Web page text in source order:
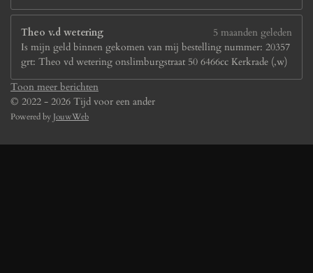
Theo v.d wetering
5 maanden geleden
Is mijn geld binnen gekomen van mij bestelling nummer: 20357
grt: Theo vd wetering onslimburgstraat 50 6466cc Kerkrade (,w)
Toon meer berichten
© 2022 - 2026 Tijd voor een ander
Powered by JouwWeb